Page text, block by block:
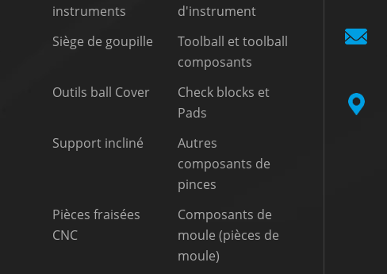
instruments
d'instrument
Siège de goupille
Toolball et toolball
composants
Outils ball Cover
Check blocks et
Pads
Support incliné
Autres
composants de
pinces
Pièces fraisées
CNC
Composants de
moule (pièces de
moule)